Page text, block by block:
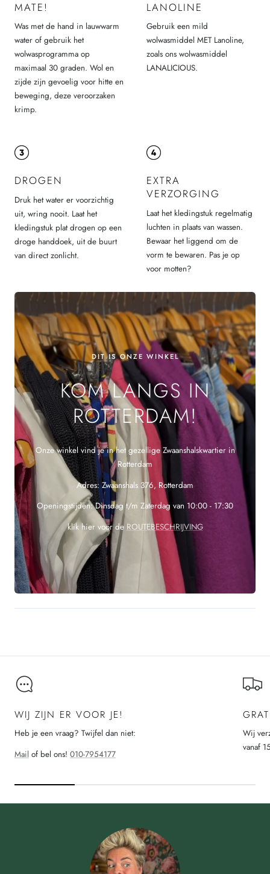
MATE!
Was met de hand in lauwwarm
water of gebruik het
wolwasprogramma op
maximaal 30 graden. Wol en
zijde zijn gevoelig voor hitte en
beweging, deze veroorzaken
krimp.
LANOLINE
Gebruik een mild
wolwasmiddel MET Lanoline,
zoals ons wolwasmiddel
LANALICIOUS.
DROGEN
Druk het water er voorzichtig
uit, wring nooit. Laat het
kledingstuk plat drogen op een
droge handdoek, uit de buurt
van direct zonlicht.
EXTRA
VERZORGING
Laat het kledingstuk regelmatig
luchten in plaats van wassen.
Bewaar het liggend om de
vorm te bewaren. Pas je op
voor motten?
DIT IS ONZE WINKEL
KOM LANGS IN
ROTTERDAM!
Onze winkel vind je in het gezellige Zwaanshalskwartier in
Rotterdam
Adres: Zwaanshals 376, Rotterdam
Openingstijden: Dinsdag t/m Zaterdag van 10:00 - 17:30
klik hier voor de ROUTEBESCHRIJVING
WIJ ZIJN ER VOOR JE!
Heb je een vraag? Twijfel dan niet:
Mail of bel ons! 010-7954177
Wij
vanaf